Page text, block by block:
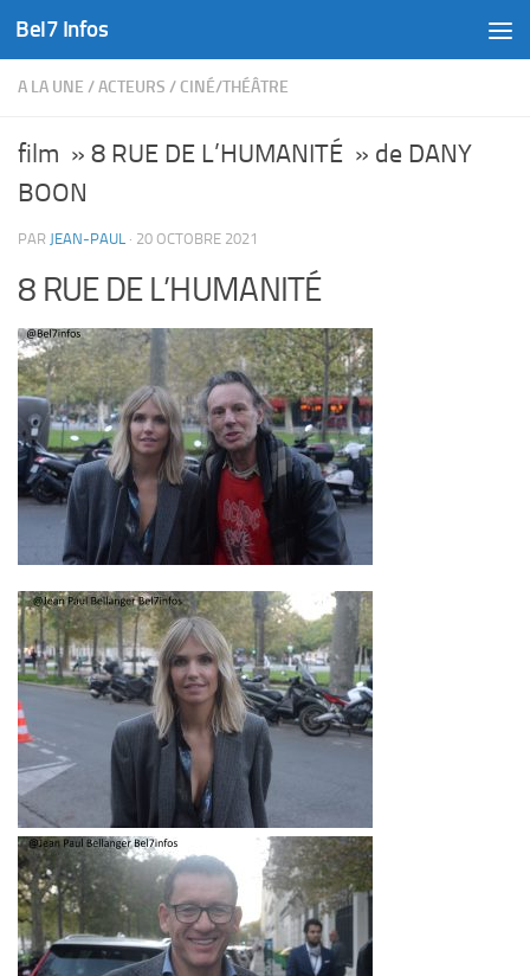
Skip to content
Bel7 Infos
A LA UNE /ACTEURS / CINÉ/THÉÂTRE
film » 8 RUE DE L’HUMANITÉ » de DANY
BOON
PAR JEAN-PAUL · 20 OCTOBRE 2021
8 RUE DE L’HUMANITÉ